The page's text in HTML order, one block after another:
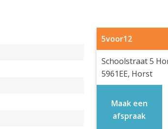
5voor12
Schoolstraat 5
5961EE, Horst
Maak een
afspraak